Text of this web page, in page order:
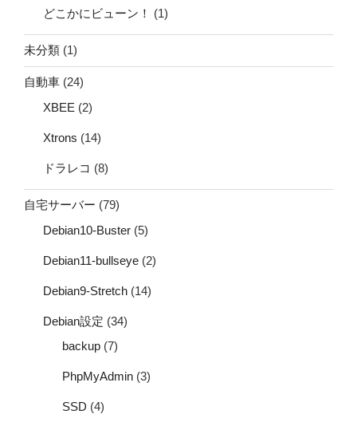
どこかにビューン！ (1)
未分類 (1)
自動車 (24)
XBEE (2)
Xtrons (14)
ドラレコ (8)
自宅サーバー (79)
Debian10-Buster (5)
Debian11-bullseye (2)
Debian9-Stretch (14)
Debian設定 (34)
backup (7)
PhpMyAdmin (3)
SSD (4)